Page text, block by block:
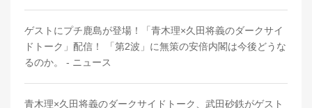
ゲストにプチ鹿島が登場！「青木理×久田将義のダークサイ
ドトーク」配信！ 「第2波」に無策の安倍内閣は今後どうな
るのか。 - ニュース
青木理×久田将義のダークサイドトーク、武田砂鉄がゲスト